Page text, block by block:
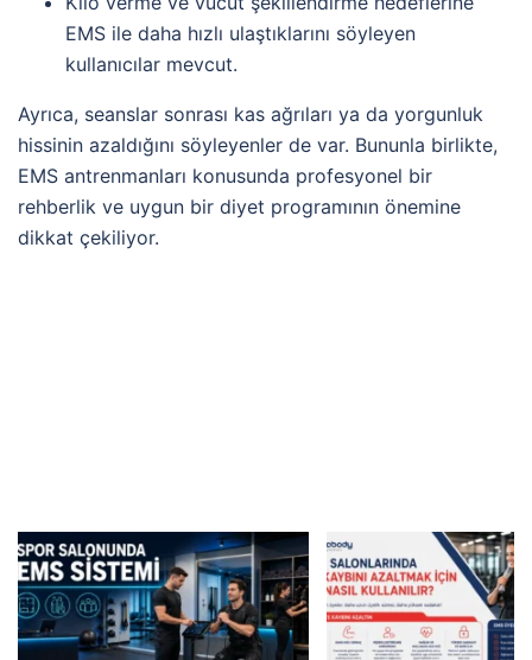
EMS ile daha hızlı ulaştıklarını söyleyen
kullanıcılar mevcut.
Ayrıca, seanslar sonrası kas ağrıları ya da yorgunluk
hissinin azaldığını söyleyenler de var. Bununla birlikte,
EMS antrenmanları konusunda profesyonel bir
rehberlik ve uygun bir diyet programının önemine
dikkat çekiliyor.